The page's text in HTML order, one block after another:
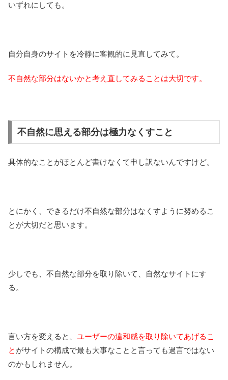
いずれにしても。
自分自身のサイトを冷静に客観的に見直してみて。
不自然な部分はないかと考え直してみることは大切です。
不自然に思える部分は極力なくすこと
具体的なことがほとんど書けなくて申し訳ないんですけど。
とにかく、できるだけ不自然な部分はなくすように努めるこ
とが大切だと思います。
少しでも、不自然な部分を取り除いて、自然なサイトにす
る。
言い方を変えると、 ユーザーの違和感を取り除いてあげるこ
と がサイトの構成で最も大事なことと言っても過言ではない
のかもしれません。